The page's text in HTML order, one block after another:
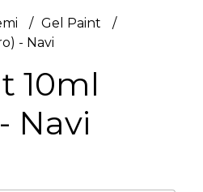
Gel Paint
- Navi
10ml
Navi